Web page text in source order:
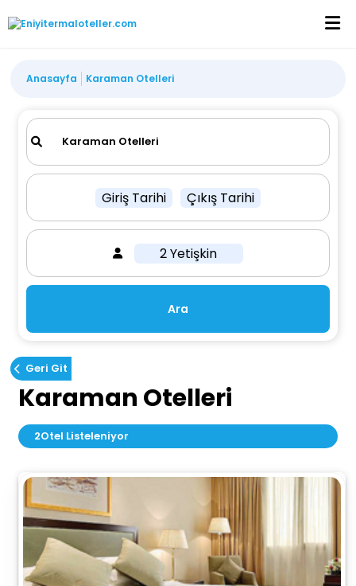
Anasayfa Karaman Otelleri
Giriş Tarihi Çıkış Tarihi
2 Yetişkin
Ara
Geri Git
Karaman Otelleri
2Otel Listeleniyor